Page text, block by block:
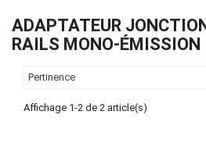
ADAPTATEUR
RAILS MONO-ÉMISSION
Pertinence
Affichage 1-2 de 2 article(s)